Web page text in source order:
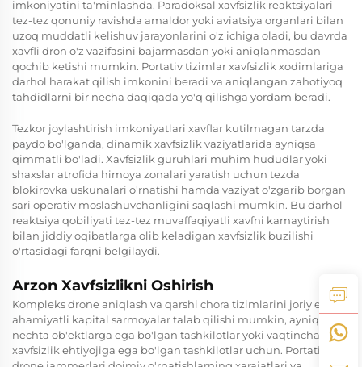
imkoniyatini ta'minlashda. Paradoksal xavfsizlik reaktsiyalari
tez-tez qonuniy ravishda amaldor yoki aviatsiya organlari bilan
uzoq muddatli kelishuv jarayonlarini o'z ichiga oladi, bu davrda
xavfli dron o'z vazifasini bajarmasdan yoki aniqlanmasdan
qochib ketishi mumkin. Portativ tizimlar xavfsizlik xodimlariga
darhol harakat qilish imkonini beradi va aniqlangan zahotiyoq
tahdidlarni bir necha daqiqada yo'q qilishga yordam beradi.
Tezkor joylashtirish imkoniyatlari xavflar kutilmagan tarzda
paydo bo'lganda, dinamik xavfsizlik vaziyatlarida ayniqsa
qimmatli bo'ladi. Xavfsizlik guruhlari muhim hududlar yoki
shaxslar atrofida himoya zonalari yaratish uchun tezda
blokirovka uskunalari o'rnatishi hamda vaziyat o'zgarib borgan
sari operativ moslashuvchanligini saqlashi mumkin. Bu darhol
reaktsiya qobiliyati tez-tez muvaffaqiyatli xavfni kamaytirish
bilan jiddiy oqibatlarga olib keladigan xavfsizlik buzilishi
o'rtasidagi farqni belgilaydi.
Arzon Xavfsizlikni Oshirish
Kompleks drone aniqlash va qarshi chora tizimlarini joriy etish
ahamiyatli kapital sarmoyalar talab qilishi mumkin, ayniqsa, bir
nechta ob'ektlarga ega bo'lgan tashkilotlar yoki vaqtinchalik
xavfsizlik ehtiyojiga ega bo'lgan tashkilotlar uchun. Portativ